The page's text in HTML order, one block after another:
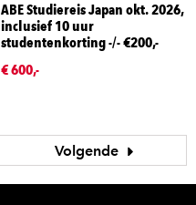
ABE Studiereis Japan okt. 2026,
inclusief 10 uur
studentenkorting -/- €200,-
€ 600,-
Volgende